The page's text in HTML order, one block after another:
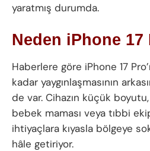
yaratmış durumda.
Neden iPhone 17
Haberlere göre iPhone 17
kadar yaygınlaşmasının
de var. Cihazın küçük
bebek maması veya tıbbi
ihtiyaçlara kıyasla bölgeye
hâle getiriyor.